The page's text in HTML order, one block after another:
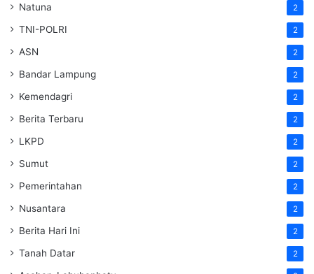
Natuna 2
TNI-POLRI 2
ASN 2
Bandar Lampung 2
Kemendagri 2
Berita Terbaru 2
LKPD 2
Sumut 2
Pemerintahan 2
Nusantara 2
Berita Hari Ini 2
Tanah Datar 2